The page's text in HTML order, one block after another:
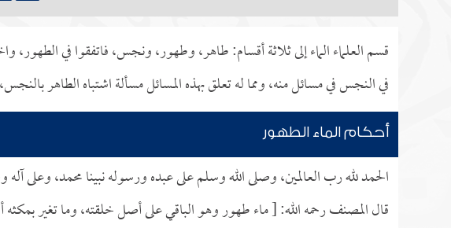
قسم العلماء الماء إلى ثلاثة أقسام: طاهر، وطهور، ونجس، فاتفقوا في الطهور،
في النجس في مسائل منه، ومما له تعلق بهذه المسائل مسألة اشتباه الطاهر
أحكام الماء الطهور
الحمد لله رب العالمين، وصلى الله وسلم على عبده ورسوله نبينا محمد، وعلى
قال المصنف رحمه الله: [ ماء طهور وهو الباقي على أصل خلقته، وما تغير